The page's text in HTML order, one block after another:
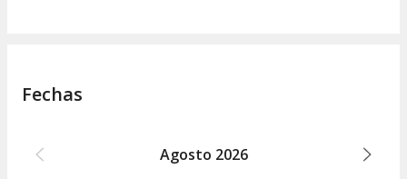
Fechas
Agosto 2026